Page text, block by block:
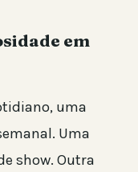
em
uma
Uma
show. Outra